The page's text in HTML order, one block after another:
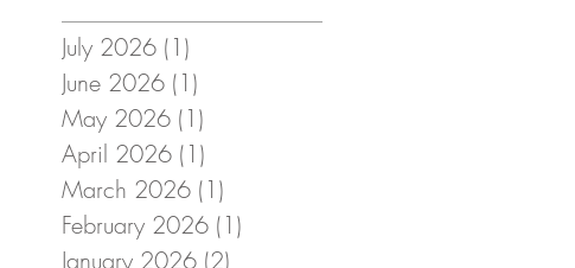
July 2026 (1)
June 2026 (1)
May 2026 (1)
April 2026 (1)
March 2026 (1)
February 2026 (1)
January 2026 (2)